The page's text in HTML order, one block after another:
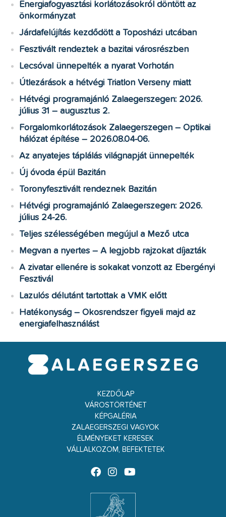
Energiafogyasztási korlátozásokról döntött az
önkormányzat
Járdafelújítás kezdődött a Toposházi utcában
Fesztivált rendeztek a bazitai városrészben
Lecsóval ünnepelték a nyarat Vorhotán
Útlezárások a hétvégi Triatlon Verseny miatt
Hétvégi programajánló Zalaegerszegen: 2026.
július 31 – augusztus 2.
Forgalomkorlátozások Zalaegerszegen – Optikai
hálózat építése – 2026.08.04-06.
Az anyatejes táplálás világnapját ünnepelték
Új óvoda épül Bazitán
Toronyfesztivált rendeznek Bazitán
Hétvégi programajánló Zalaegerszegen: 2026.
július 24-26.
Teljes szélességében megújul a Mező utca
Megvan a nyertes – A legjobb rajzokat díjazták
A zivatar ellenére is sokakat vonzott az Ebergényi
Fesztivál
Lazulós délutánt tartottak a VMK előtt
Hatékonyság – Okosrendszer figyeli majd az
energiafelhasználást
KEZDŐLAP
VÁROSTÖRTÉNET
KÉPGALÉRIA
ZALAEGERSZEGI VAGYOK
ÉLMÉNYEKET KERESEK
VÁLLALKOZOM, BEFEKTETEK